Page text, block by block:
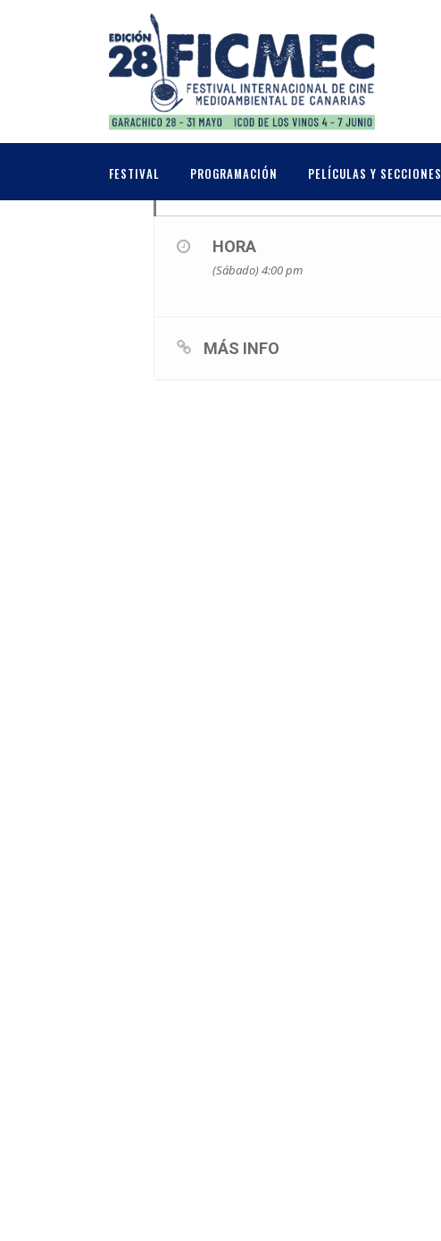
FESTIVAL PROGRAMACIÓN PELÍCULAS Y SECCIONES
MAYO, 2026
CAFÉ CON...
HORA
(Sábado) 4:00 pm
MÁS INFO